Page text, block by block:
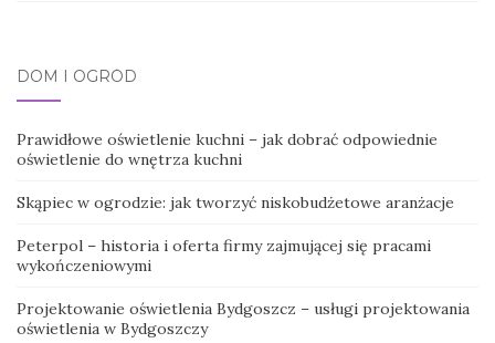
DOM I OGRÓD
Prawidłowe oświetlenie kuchni – jak dobrać odpowiednie
oświetlenie do wnętrza kuchni
Skąpiec w ogrodzie: jak tworzyć niskobudżetowe aranżacje
Peterpol – historia i oferta firmy zajmującej się pracami
wykończeniowymi
Projektowanie oświetlenia Bydgoszcz – usługi projektowania
oświetlenia w Bydgoszczy